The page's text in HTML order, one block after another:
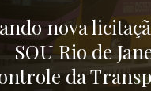
nova
SOU Rio de
da